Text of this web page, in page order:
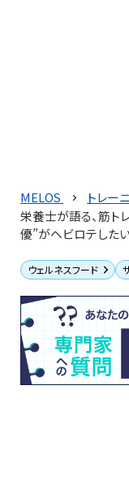
MELOS
トレー
栄養士が語る、筋ト
優”がヘビロテした
ウェルネスフード